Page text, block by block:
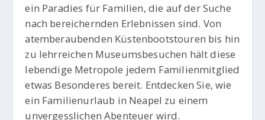
ein Paradies für Familien, die auf der Suche
nach bereichernden Erlebnissen sind. Von
atemberaubenden Küstenbootstouren bis hin
zu lehrreichen Museumsbesuchen hält diese
lebendige Metropole jedem Familienmitglied
etwas Besonderes bereit. Entdecken Sie, wie
ein Familienurlaub in Neapel zu einem
unvergesslichen Abenteuer wird.